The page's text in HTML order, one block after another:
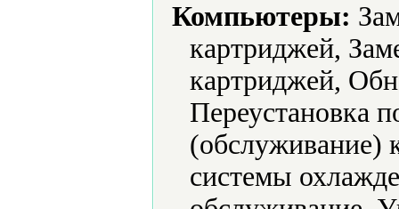
Компьютеры:
картриджей,
картриджей,
Переустановка
(обслуживание)
системы